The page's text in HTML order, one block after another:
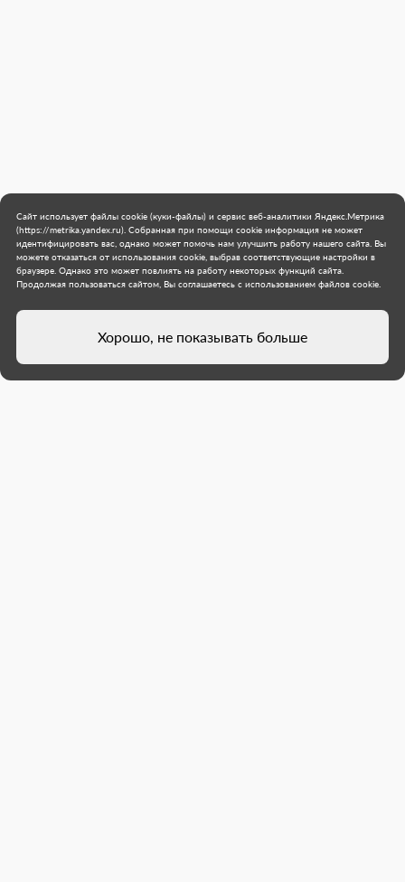
Сайт использует файлы cookie (куки-файлы) и сервис веб-аналитики Яндекс.Метрика
(https://metrika.yandex.ru). Собранная при помощи cookie информация не может
идентифицировать вас, однако может помочь нам улучшить работу нашего сайта. Вы
можете отказаться от использования cookie, выбрав соответствующие настройки в
браузере. Однако это может повлиять на работу некоторых функций сайта.
Продолжая пользоваться сайтом, Вы соглашаетесь с использованием файлов cookie.
Хорошо, не показывать больше